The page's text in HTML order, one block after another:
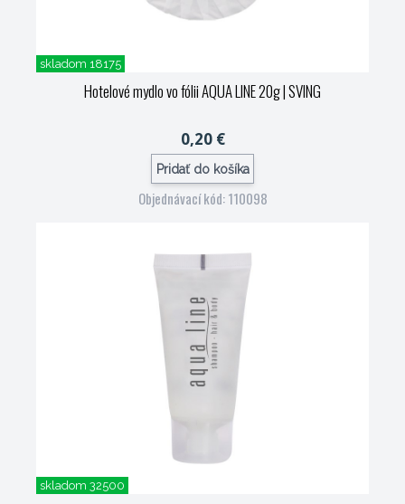
skladom 18175
Hotelové mydlo vo fólii AQUA LINE 20g| SVING
0,20 €
Pridať do košíka
Objednávací kód: 110098
skladom 32500